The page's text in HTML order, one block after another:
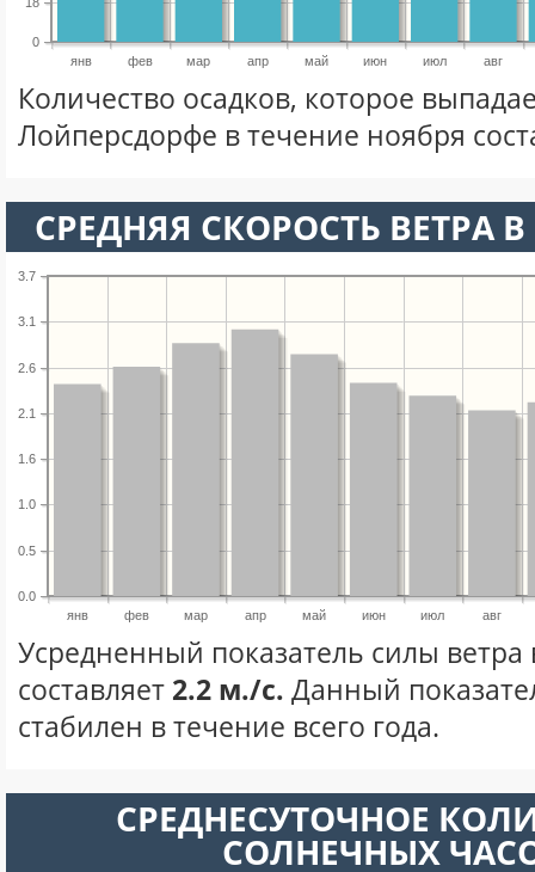
янв фев мар апр май июн июл авг
0
Количество осадков, которое
Лойперсдорфе в течение ноября
СРЕДНЯЯ СКОРОСТЬ ВЕТРА
янв фев мар апр май июн июл авг
0.0
0.5
1.0
1.6
2.1
2.6
3.1
3.7
Усредненный показатель силы ветра
составляет 2.2 м./с. Данный
стабилен в течение всего года.
СРЕДНЕСУТОЧНОЕ
СОЛНЕЧНЫХ